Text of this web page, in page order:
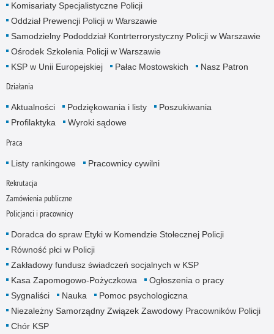
Komisariaty Specjalistyczne Policji
Oddział Prewencji Policji w Warszawie
Samodzielny Pododdział Kontrterrorystyczny Policji w Warszawie
Ośrodek Szkolenia Policji w Warszawie
KSP w Unii Europejskiej
Pałac Mostowskich Nasz Patron
Działania
Aktualności Podziękowania i listy
Poszukiwania
Profilaktyka
Wyroki sądowe
Praca
Listy rankingowe Pracownicy cywilni
Rekrutacja
Zamówienia publiczne
Policjanci i pracownicy
Doradca do spraw Etyki w Komendzie Stołecznej Policji
Równość płci w Policji
Zakładowy fundusz świadczeń socjalnych w KSP
Kasa Zapomogowo-Pożyczkowa
Ogłoszenia o pracy
Sygnaliści
Nauka
Pomoc psychologiczna
Niezależny Samorządny Związek Zawodowy Pracowników Policji
Chór KSP